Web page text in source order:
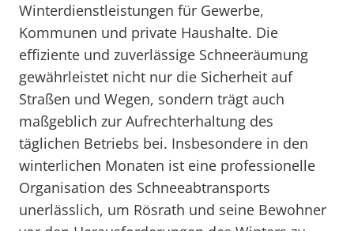
Winterdienstleistungen für Gewerbe,
Kommunen und private Haushalte. Die
effiziente und zuverlässige Schneeräumung
gewährleistet nicht nur die Sicherheit auf
Straßen und Wegen, sondern trägt auch
maßgeblich zur Aufrechterhaltung des
täglichen Betriebs bei. Insbesondere in den
winterlichen Monaten ist eine professionelle
Organisation des Schneeabtransports
unerlässlich, um Rösrath und seine Bewohner